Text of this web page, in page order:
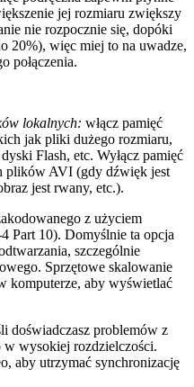
jej rozmiaru zwiększy
nie rozpocznie się, dopóki
20%), więc miej to na uwadze,
połączenia.
lokalnych: włącz pamięć
jak pliki dużego rozmiaru,
Flash, etc. Wyłącz pamięć
plików AVI (gdy dźwięk jest
jest rwany, etc.).
z użyciem
Part 10). Domyślnie ta opcja
szczególnie
Sprzętowe skalowanie
komputerze, aby wyświetlać
doświadczasz problemów z
w wysokiej rozdzielczości.
aby utrzymać synchronizację